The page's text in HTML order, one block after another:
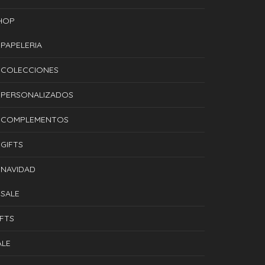
PAPELERIA
COLECCIONES
PERSONALIZADOS
COMPLEMENTOS
GIFTS
NAVIDAD
SALE